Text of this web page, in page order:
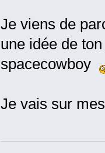
Je viens de
une idée de
spacecowboy
Je vais sur